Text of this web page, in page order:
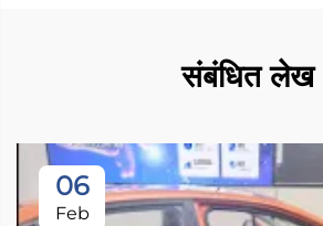
संबंधित लेख
06
Feb